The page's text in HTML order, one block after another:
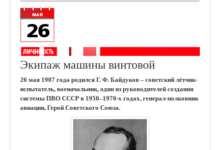
Экипаж машины винтовой
26 мая 1907 года родился Г. Ф. Байдуков – советский лётчик-
испытатель, военачальник, один из руководителей создания
системы ПВО СССР в 1950–1970-х годах, генерал-полковник
авиации, Герой Советского Союза.